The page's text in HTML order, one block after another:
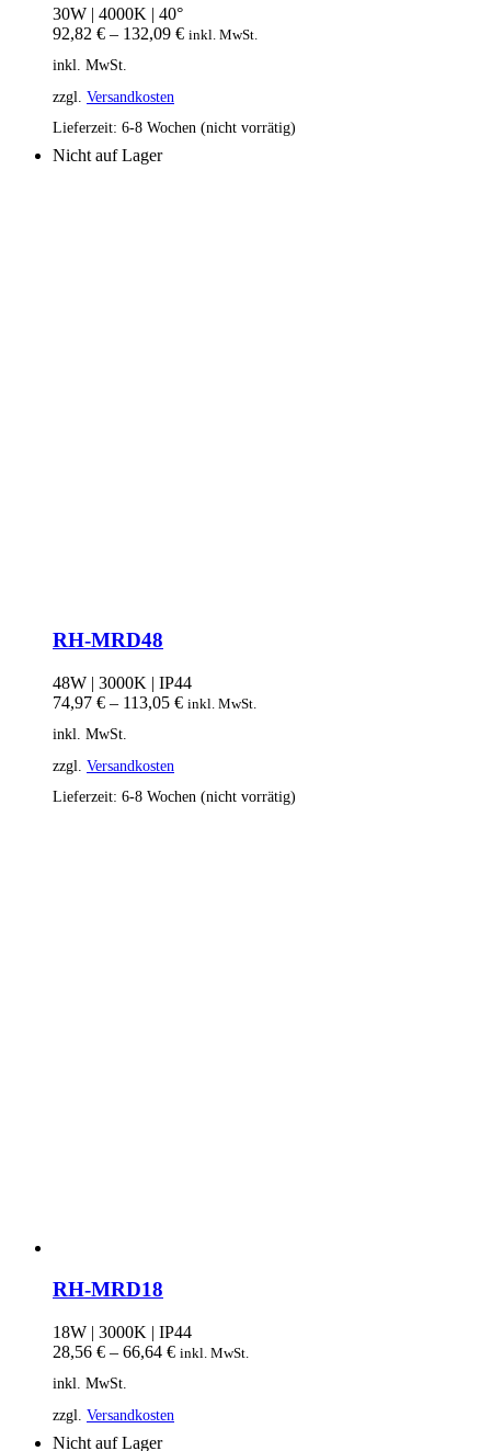
30W | 4000K | 40°
92,82 € – 132,09 € inkl. MwSt.
inkl. MwSt.
zzgl. Versandkosten
Lieferzeit: 6-8 Wochen (nicht vorrätig)
Nicht auf Lager
RH-MRD48
48W | 3000K | IP44
74,97 € – 113,05 € inkl. MwSt.
inkl. MwSt.
zzgl. Versandkosten
Lieferzeit: 6-8 Wochen (nicht vorrätig)
RH-MRD18
18W | 3000K | IP44
28,56 € – 66,64 € inkl. MwSt.
inkl. MwSt.
zzgl. Versandkosten
Nicht auf Lager